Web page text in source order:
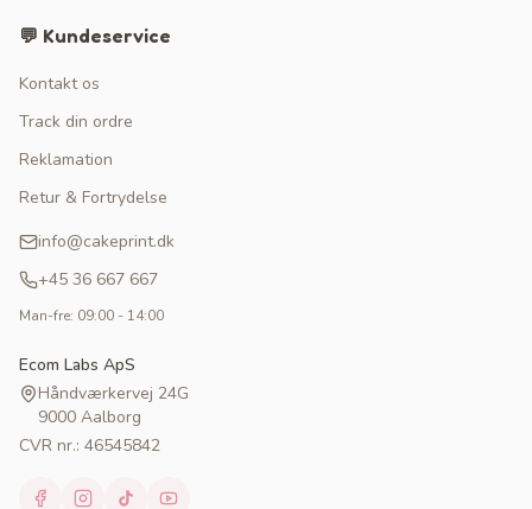
💬 Kundeservice
Kontakt os
Track din ordre
Reklamation
Retur & Fortrydelse
info@cakeprint.dk
+45 36 667 667
Man-fre: 09:00 - 14:00
Ecom Labs ApS
Håndværkervej 24G
9000 Aalborg
CVR nr.: 46545842